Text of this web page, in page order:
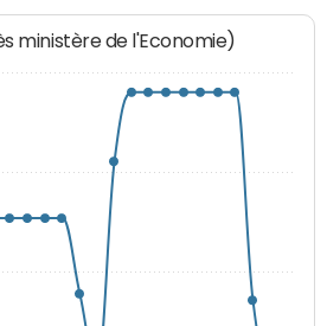
ministère de l'Economie)